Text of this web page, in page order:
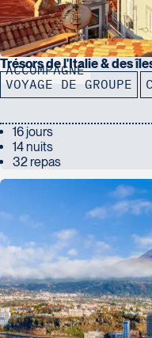
ACCOMPAGNÉ
Trésors de l'Italie & des
VOYAGE DE GROUPE
16 jours
14 nuits
32 repas